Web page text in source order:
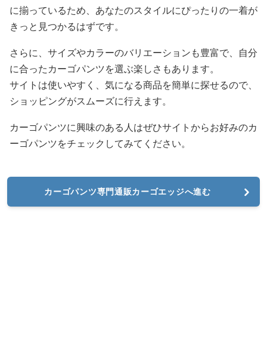
に揃っているため、あなたのスタイルにぴったりの一着が
きっと見つかるはずです。
さらに、サイズやカラーのバリエーションも豊富で、自分
に合ったカーゴパンツを選ぶ楽しさもあります。
サイトは使いやすく、気になる商品を簡単に探せるので、
ショッピングがスムーズに行えます。
カーゴパンツに興味のある人はぜひサイトからお好みのカ
ーゴパンツをチェックしてみてください。
カーゴパンツ専門通販カーゴエッジへ進む